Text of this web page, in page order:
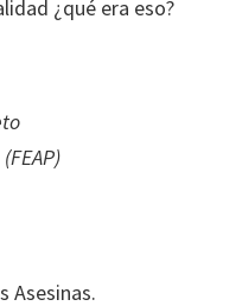
¿qué era eso?
Asesinas.